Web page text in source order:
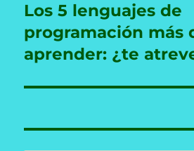
Entrada
siguiente:
Los 5 lenguajes de
programación más
aprender: ¿te